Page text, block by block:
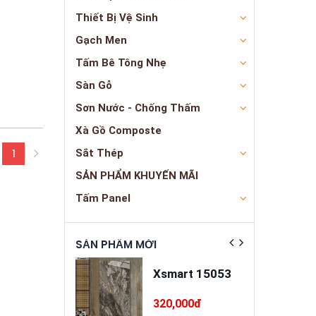
1(current)
Thiết Bị Vệ Sinh
Gạch Men
Tấm Bê Tông Nhẹ
Sàn Gỗ
Sơn Nước - Chống Thấm
Xà Gồ Composte
Sắt Thép
SẢN PHẨM KHUYẾN MÃI
Tấm Panel
SẢN PHẨM MỚI
Xsmart 15053
320,000đ